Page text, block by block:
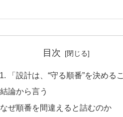
目次
「設計は、“守る順番”を決める
結論から言う
なぜ順番を間違えると詰むのか